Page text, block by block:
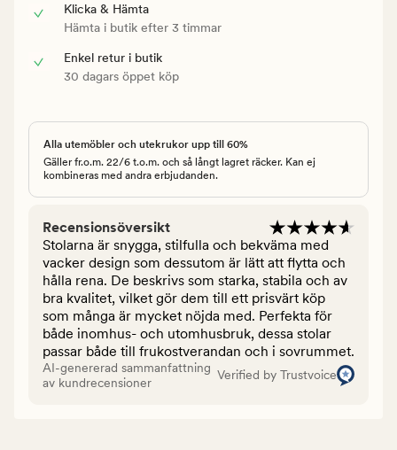
Klicka & Hämta
Hämta i butik efter 3 timmar
Enkel retur i butik
30 dagars öppet köp
Alla utemöbler och utekrukor upp till 60%
Gäller fr.o.m. 22/6 t.o.m. och så långt lagret räcker. Kan ej
kombineras med andra erbjudanden.
Recensionsöversikt
Stolarna är snygga, stilfulla och bekväma med
vacker design som dessutom är lätt att flytta och
hålla rena. De beskrivs som starka, stabila och av
bra kvalitet, vilket gör dem till ett prisvärt köp
som många är mycket nöjda med. Perfekta för
både inomhus- och utomhusbruk, dessa stolar
passar både till frukostverandan och i sovrummet.
AI-genererad sammanfattning
av kundrecensioner
Verified by Trustvoice